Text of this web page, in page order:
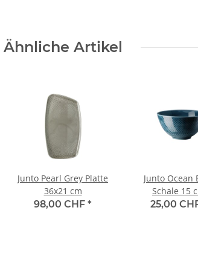
Ähnliche Artikel
Junto Pearl Grey Platte
36x21 cm
98,00 CHF *
Junto Ocean
Schale 15
25,00